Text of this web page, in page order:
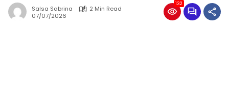
Salsa Sabrina
2 Min Read
07/07/2026
132